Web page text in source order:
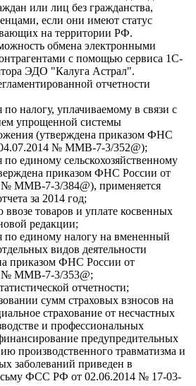
или лиц без гражданства,
если они имеют статус
на территории РФ.
обмена электронными
с помощью сервиса 1С-
ЭДО "Калуга Астрал".
отчетности
по налогу, уплачиваемому в связи с
упрощенной системы
(утверждена приказом ФНС
№ ММВ-7-3/352@);
по единому сельскохозяйственному
приказом ФНС России от
№ ММВ-7-3/384@), применяется
за 2014 год;
ввозе товаров и уплате косвенных
редакции;
по единому налогу на вмененный
видов деятельности
приказом ФНС России от
№ ММВ-7-3/353@;
отчетности;
сумм страховых взносов на
страхование от несчастных
и профессиональных
предупредительных
производственного травматизма и
заболеваний приведен в
ФСС РФ от 02.06.2014 № 17-03-